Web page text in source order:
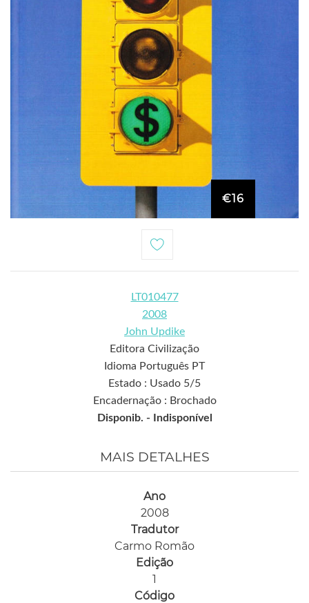
€16
LT010477
2008
John Updike
Editora Civilização
Idioma Português PT
Estado : Usado 5/5
Encadernação : Brochado
Disponib. -
Indisponível
MAIS DETALHES
Ano
2008
Tradutor
Carmo Romão
Edição
1
Código